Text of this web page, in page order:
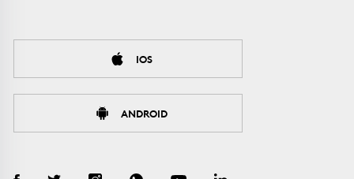
IOS
ANDROID